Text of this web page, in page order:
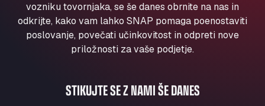
Ul. Torunska 147, 85884
Aqua Ariva GmbH
Marie-Curie-Straße 24, 68219
Aral Autohof Bockel
ARAL Autohof Bockenem
Oppelner Str. 1, 31167
vozniku tovornjaka, se še danes obrnite na nas in
odkrijte, kako vam lahko SNAP pomaga poenostaviti
poslovanje, povečati učinkovitost in odpreti nove
priložnosti za vaše podjetje.
STIKUJTE SE Z NAMI ŠE DANES